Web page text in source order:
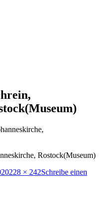
Rostock(Museum)
Originalgröße
228 × 242Schreibe einen